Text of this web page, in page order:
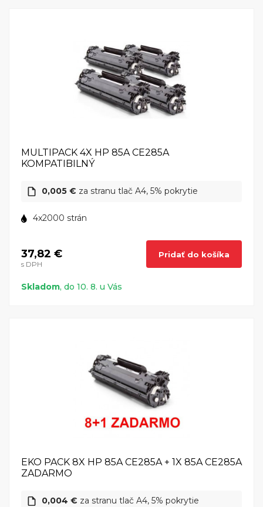
MULTIPACK 4X HP 85A CE285A
KOMPATIBILNÝ
0,005 € za stranu tlač A4, 5% pokrytie
4x2000 strán
37,82 €
s DPH
Pridať do košíka
Skladom, do 10. 8. u Vás
EKO PACK 8X HP 85A CE285A + 1X 85A CE285A
ZADARMO
0,004 € za stranu tlač A4, 5% pokrytie